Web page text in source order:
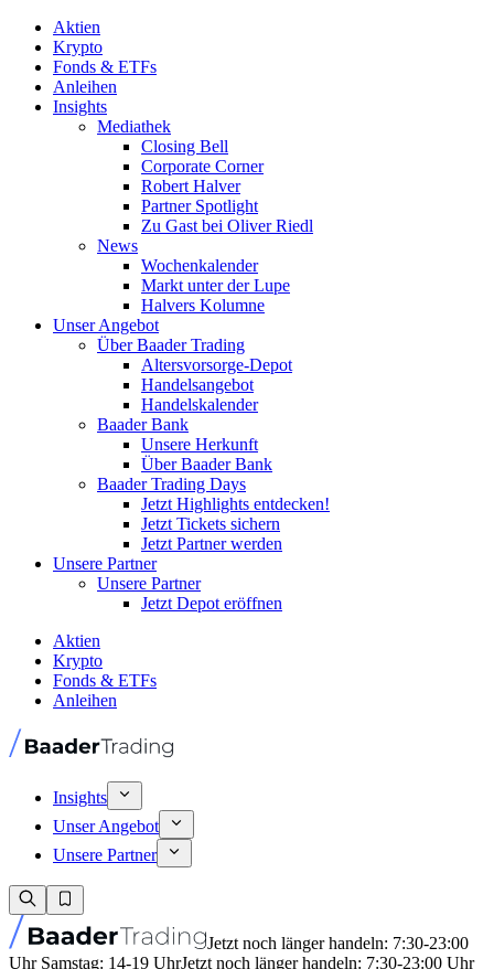
Aktien
Krypto
Fonds & ETFs
Anleihen
Insights
Mediathek
Closing Bell
Corporate Corner
Robert Halver
Partner Spotlight
Zu Gast bei Oliver Riedl
News
Wochenkalender
Markt unter der Lupe
Halvers Kolumne
Unser Angebot
Über Baader Trading
Altersvorsorge-Depot
Handelsangebot
Handelskalender
Baader Bank
Unsere Herkunft
Über Baader Bank
Baader Trading Days
Jetzt Highlights entdecken!
Jetzt Tickets sichern
Jetzt Partner werden
Unsere Partner
Unsere Partner
Jetzt Depot eröffnen
Aktien
Krypto
Fonds & ETFs
Anleihen
Insights
Unser Angebot
Unsere Partner
Jetzt noch länger handeln: 7:30-23:00
Uhr Samstag: 14-19 UhrJetzt noch länger handeln: 7:30-23:00 Uhr